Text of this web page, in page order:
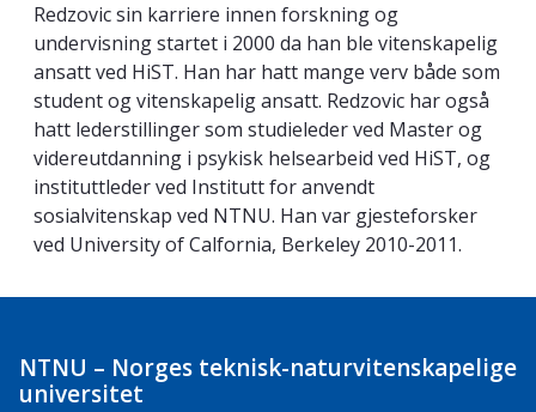
Redzovic sin karriere innen forskning og
undervisning startet i 2000 da han ble vitenskapelig
ansatt ved HiST. Han har hatt mange verv både som
student og vitenskapelig ansatt. Redzovic har også
hatt lederstillinger som studieleder ved Master og
videreutdanning i psykisk helsearbeid ved HiST, og
instituttleder ved Institutt for anvendt
sosialvitenskap ved NTNU. Han var gjesteforsker
ved University of Calfornia, Berkeley 2010-2011.
NTNU – Norges teknisk-naturvitenskapelige
universitet